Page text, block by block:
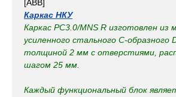
[ABB]
Каркас НКУ
Каркас PC3.0/MNS R изготовлен из
усиленного стального С-образного
толщиной 2 мм с отверстиями,
шагом 25 мм.
Каждый функциональный блок